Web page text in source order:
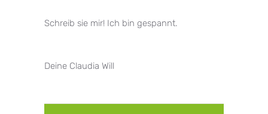
Schreib sie mir! Ich bin gespannt.⁣⁠
Deine Claudia Will